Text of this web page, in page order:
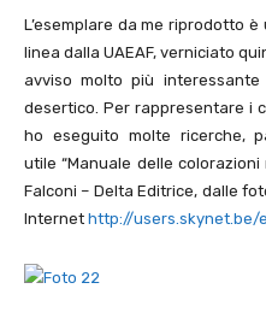
L’esemplare da me riprodotto
linea dalla UAEAF, verniciato
avviso molto più
desertico. Per rappresentare i
ho eseguito molte ricerche,
utile “Manuale delle
Falconi – Delta Editrice, dalle
Internet http://users.skynet.be/